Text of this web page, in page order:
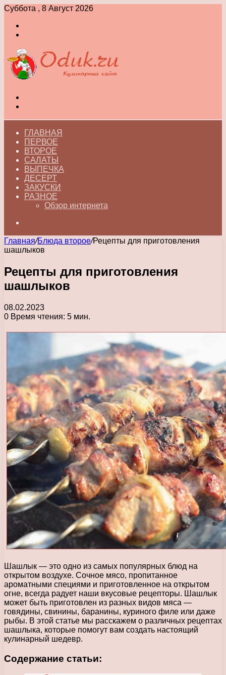
Суббота , 8 Август 2026
ГЛАВНАЯ
ПЕРВОЕ
ВТОРОЕ
САЛАТЫ
ВЫПЕЧКА
ДЕСЕРТ
ЗАКУСКИ
РАЗНОЕ
Обзор интернета
Главная/Блюда второе/Рецепты для приготовления
шашлыков
Рецепты для приготовления
шашлыков
08.02.2023
0 Время чтения: 5 мин.
Шашлык — это одно из самых популярных блюд на
открытом воздухе. Сочное мясо, пропитанное
ароматными специями и приготовленное на открытом
огне, всегда радует наши вкусовые рецепторы. Шашлык
может быть приготовлен из разных видов мяса —
говядины, свинины, баранины, куриного филе или даже
рыбы. В этой статье мы расскажем о различных рецептах
шашлыка, которые помогут вам создать настоящий
кулинарный шедевр.
Содержание статьи: